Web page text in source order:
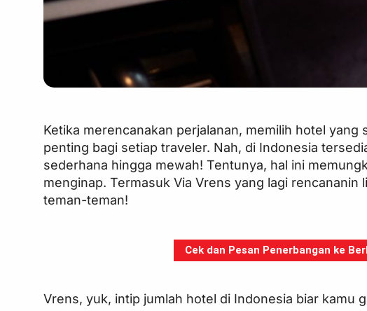
Ketika merencanakan perjalanan, memilih hotel
penting bagi setiap traveler. Nah, di Indonesia
sederhana hingga mewah! Tentunya, hal ini
menginap. Termasuk Via Vrens yang lagi
teman-teman!
Cek dan Pesan Penerbangan ke
Vrens, yuk, intip jumlah hotel di Indonesia biar kamu